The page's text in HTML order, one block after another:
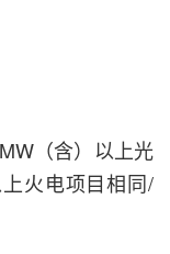
（含）以上光
火电项目相同/